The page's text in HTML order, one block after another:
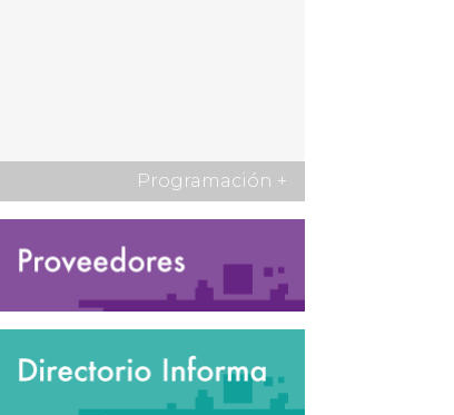
Programación +